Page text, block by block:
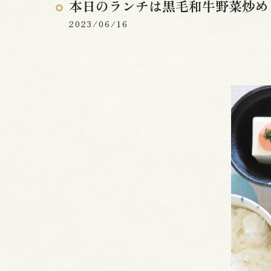
本日のランチは黒毛和牛野菜炒
2023/06/16